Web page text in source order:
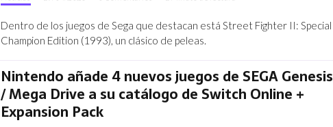
Dentro de los juegos de Sega que destacan está Street Fighter II: Special
Champion Edition (1993), un clásico de peleas.
Nintendo añade 4 nuevos juegos de SEGA Genesis
/ Mega Drive a su catálogo de Switch Online +
Expansion Pack